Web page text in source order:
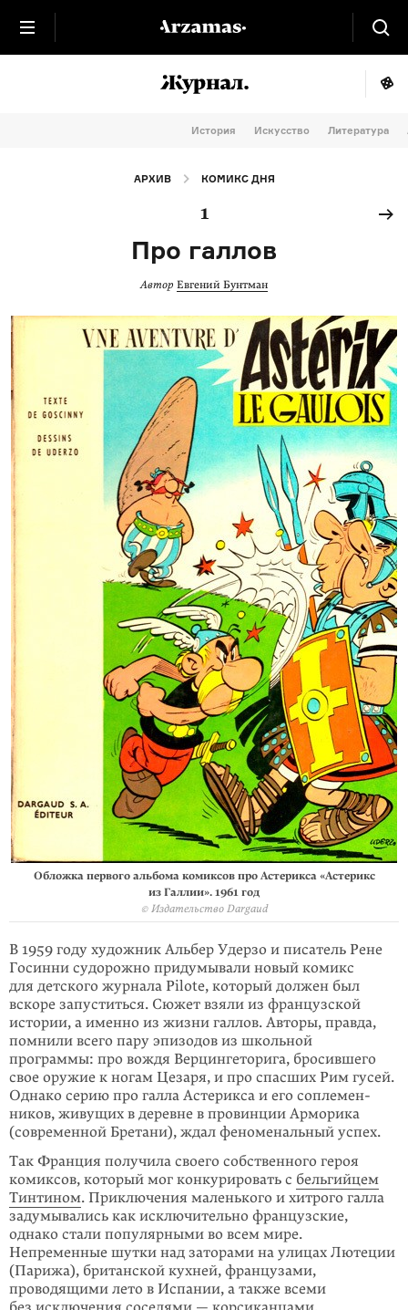
История Искусство Литература
АРХИВ КОМИКС ДНЯ
1
Про галлов
Автор Евгений Бунтман
Обложка первого альбома комиксов про Астерикса «Астерикс
из Галлии». 1961 год
© Издательство Dargaud
В 1959 году художник Альбер Удерзо и писатель Рене
Госинни судорожно придумывали новый комикс
для детского журнала Pilote, который должен был
вскоре запуститься. Сюжет взяли из французской
истории, а именно из жизни галлов. Авторы, правда,
помнили всего пару эпизодов из школьной
программы: про вождя Верцингеторига, бросившего
свое оружие к ногам Цезаря, и про спасших Рим гусей.
Однако серию про галла Астерикса и его соплемен­
ников, живущих в деревне в провинции Арморика
(современной Бретани), ждал феноменальный успех.
Так Франция получила своего собственного героя
комиксов, который мог конкурировать с бельгийцем
Тинтином. Приключения маленького и хитрого галла
задумыва­лись как исклю­чительно французские,
однако стали популяр­ными во всем мире.
Непременные шутки над заторами на улицах Лютеции
(Парижа), британской кухней, фран­цу­зами,
проводящими лето в Испании, а также всеми